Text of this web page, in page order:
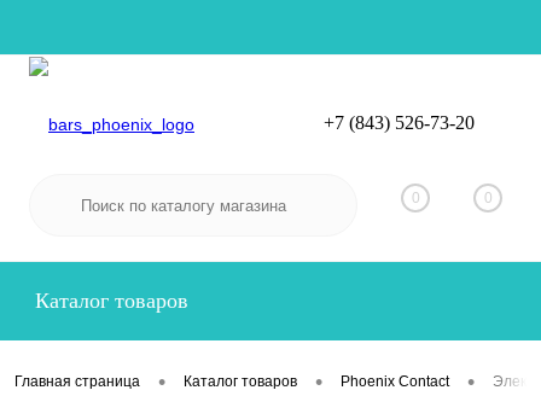
Вход
+7 (843) 526-73-20
0 0
Каталог товаров
Главная страница • Каталог товаров • Phoenix Contact •